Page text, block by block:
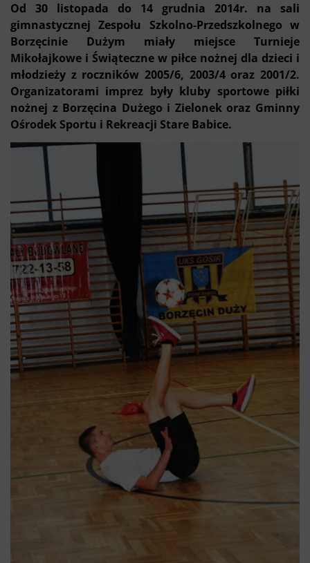
Od 30 listopada do 14 grudnia 2014r. na sali
gimnastycznej Zespołu Szkolno-Przedszkolnego w
Borzęcinie Dużym miały miejsce Turnieje
Mikołajkowe i Świąteczne w piłce nożnej dla dzieci i
młodzieży z roczników 2005/6, 2003/4 oraz 2001/2.
Organizatorami imprez były kluby sportowe piłki
nożnej z Borzęcina Dużego i Zielonek oraz Gminny
Ośrodek Sportu i Rekreacji Stare Babice.